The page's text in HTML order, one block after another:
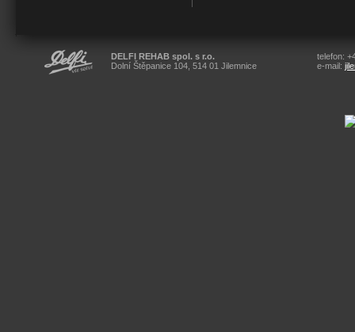
DELFI REHAB spol. s r.o.
Dolní Štěpanice 104, 514 01 Jilemnice
telefon:
e-mail: